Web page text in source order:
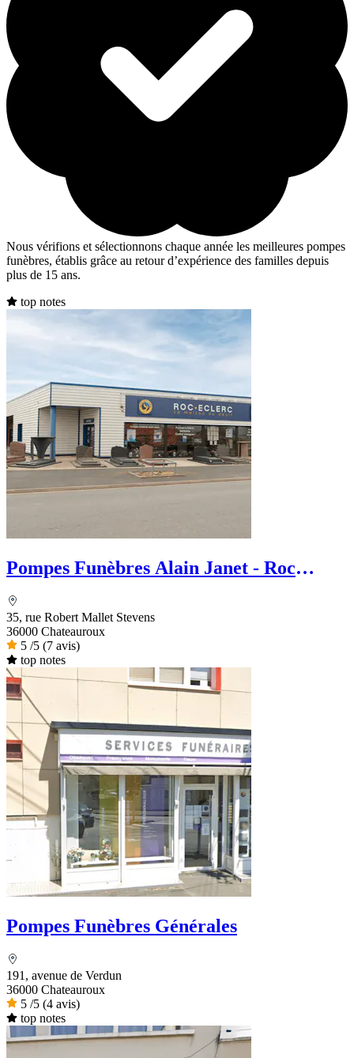
Nous vérifions et sélectionnons chaque année les meilleures pompes
funèbres, établis grâce au retour d’expérience des familles depuis
plus de 15 ans.
top notes
Pompes Funèbres Alain Janet - Roc
35, rue Robert Mallet Stevens
36000 Chateauroux
5 /5 (7 avis)
top notes
Pompes Funèbres Générales
191, avenue de Verdun
36000 Chateauroux
5 /5 (4 avis)
top notes